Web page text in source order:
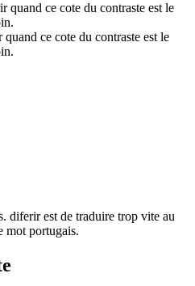
quand ce cote du contraste est le
ce cote du contraste est le
diferir est de traduire trop vite au
mot portugais.